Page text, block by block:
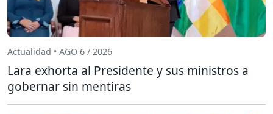
Actualidad • AGO 6 / 2026
Lara exhorta al Presidente y sus ministros a
gobernar sin mentiras